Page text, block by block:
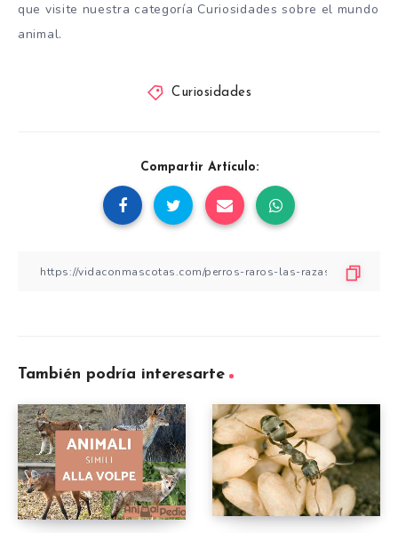
que visite nuestra categoría Curiosidades sobre el mundo
animal.
Curiosidades
Compartir Artículo:
También podría interesarte